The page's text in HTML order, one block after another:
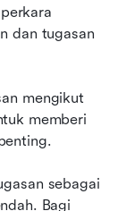
dan tugasan
mengikut
memberi
sebagai
Bagi